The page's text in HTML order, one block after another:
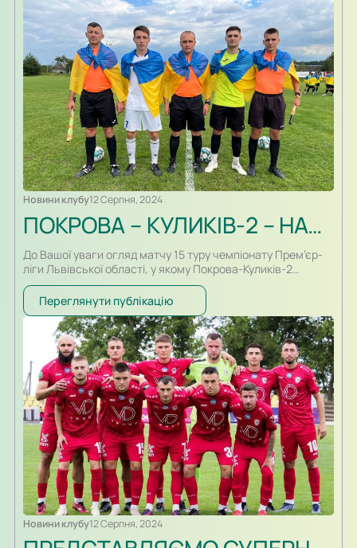
обігравши вінницьку Ниву. У другій серії пенальті
пощастило менше, а…
Новини клубу12 Серпня, 2024
ПОКРОВА – КУЛИКІВ-2 – НАФТОВИК. ОГЛЯД МАТЧУ
До Вашої уваги огляд матчу 15 туру чемпіонату Прем’єр-
ліги Львівської області, у якому Покрова-Куликів-2
зустрічалася з бориславським Нафтовиком. Гра
відбулася на стадіоні Юність у селі Нижня Білка. Гості
святкували перемогу з рахунком 3:1.
Переглянути публікацію
Новини клубу12 Серпня, 2024